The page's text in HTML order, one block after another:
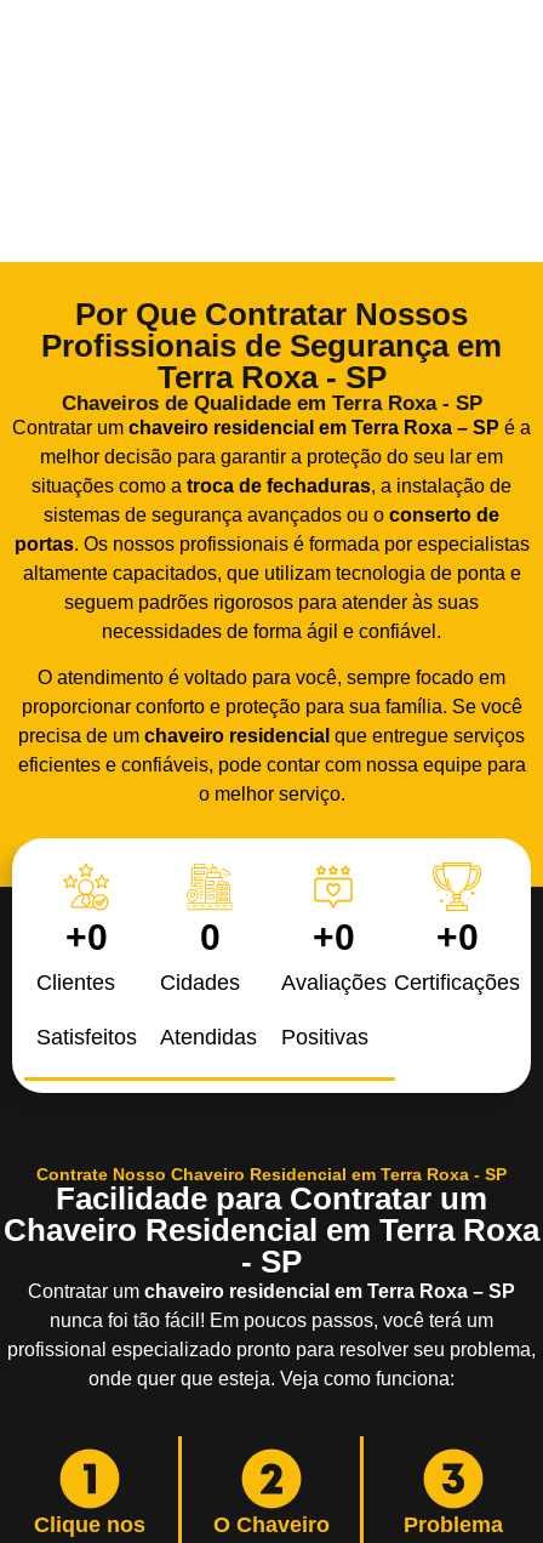
Por Que Contratar Nossos
Profissionais de Segurança em
Terra Roxa - SP
Chaveiros de Qualidade em Terra Roxa - SP
Contratar um chaveiro residencial em Terra Roxa – SP é a
melhor decisão para garantir a proteção do seu lar em
situações como a troca de fechaduras, a instalação de
sistemas de segurança avançados ou o conserto de
portas. Os nossos profissionais é formada por especialistas
altamente capacitados, que utilizam tecnologia de ponta e
seguem padrões rigorosos para atender às suas
necessidades de forma ágil e confiável.
O atendimento é voltado para você, sempre focado em
proporcionar conforto e proteção para sua família. Se você
precisa de um chaveiro residencial que entregue serviços
eficientes e confiáveis, pode contar com nossa equipe para
o melhor serviço.
Clientes
Satisfeitos
+0
Cidades
Atendidas
0
Avaliações
Positivas
+0
Certificações
+0
Contrate Nosso Chaveiro Residencial em Terra Roxa - SP
Facilidade para Contratar um
Chaveiro Residencial em Terra Roxa
- SP
Contratar um chaveiro residencial em Terra Roxa – SP
nunca foi tão fácil! Em poucos passos, você terá um
profissional especializado pronto para resolver seu problema,
onde quer que esteja. Veja como funciona:
Clique nos
O Chaveiro
Problema